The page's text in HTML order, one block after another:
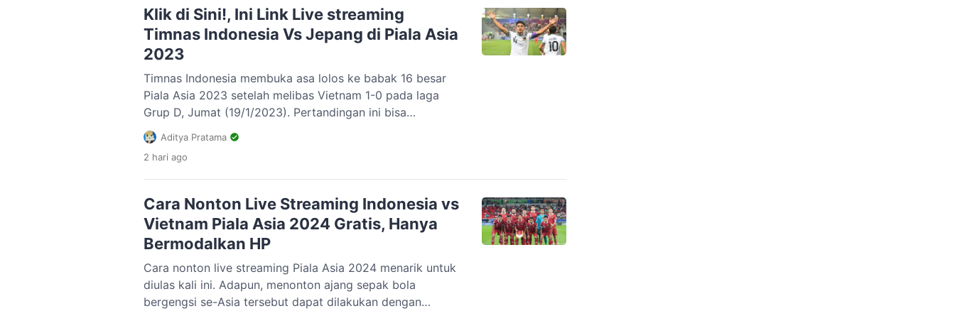
Wita. Menatap laga […]
Klik di Sini!, Ini Link Live streaming
Timnas Indonesia Vs Jepang di Piala Asia
2023
Timnas Indonesia membuka asa lolos ke babak 16 besar
Piala Asia 2023 setelah melibas Vietnam 1-0 pada laga
Grup D, Jumat (19/1/2023). Pertandingan ini bisa
disaksikan secara live streaming di Vision+. Timnas
Indonesia akan menjalani laga penentuan kontra Jepang,
sedangkan Vietnam sudah dipastikan tersingkir meskipun
masih menyisakan pertandingan terakhir melawan Irak.
Tiga poin atas Vietnam […]
Aditya Pratama
2 hari ago
Cara Nonton Live Streaming Indonesia vs
Vietnam Piala Asia 2024 Gratis, Hanya
Bermodalkan HP
Cara nonton live streaming Piala Asia 2024 menarik untuk
diulas kali ini. Adapun, menonton ajang sepak bola
bergengsi se-Asia tersebut dapat dilakukan dengan